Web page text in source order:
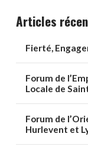
Articles
Fierté,
Forum de
Locale de
Forum de
Hurlevent et